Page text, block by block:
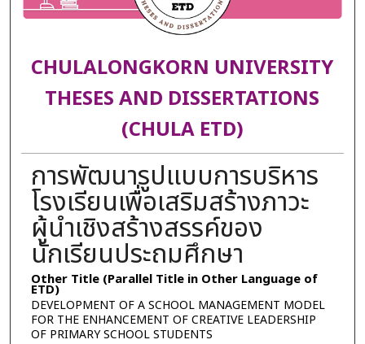
CHULALONGKORN UNIVERSITY
THESES AND DISSERTATIONS
(CHULA ETD)
การพัฒนารูปแบบการบริหาร
โรงเรียนเพื่อเสริมสร้างภาวะ
ผู้นำเชิงสร้างสรรค์ของ
นักเรียนประถมศึกษา
Other Title (Parallel Title in Other Language of
ETD)
DEVELOPMENT OF A SCHOOL MANAGEMENT MODEL
FOR THE ENHANCEMENT OF CREATIVE LEADERSHIP
OF PRIMARY SCHOOL STUDENTS